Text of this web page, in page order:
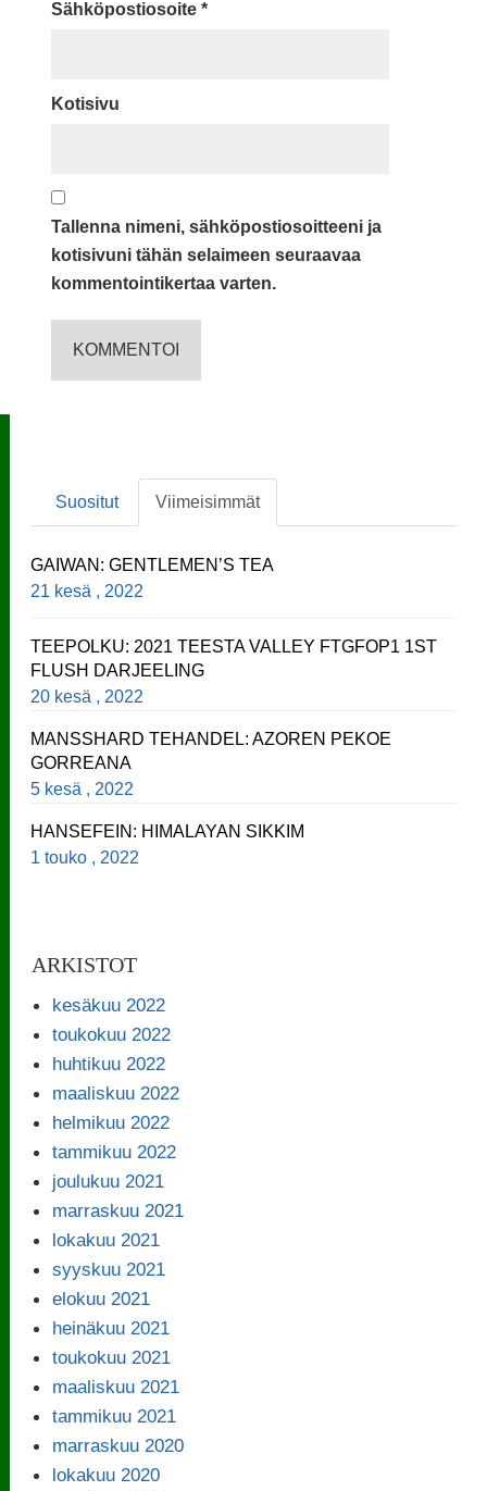
Sähköpostiosoite *
Kotisivu
Tallenna nimeni, sähköpostiosoitteeni ja
kotisivuni tähän selaimeen seuraavaa
kommentointikertaa varten.
Suositut Viimeisimmät
GAIWAN: GENTLEMEN’S TEA
21 kesä , 2022
TEEPOLKU: 2021 TEESTA VALLEY FTGFOP1 1ST
FLUSH DARJEELING
20 kesä , 2022
MANSSHARD TEHANDEL: AZOREN PEKOE
GORREANA
5 kesä , 2022
HANSEFEIN: HIMALAYAN SIKKIM
1 touko , 2022
ARKISTOT
kesäkuu 2022
toukokuu 2022
huhtikuu 2022
maaliskuu 2022
helmikuu 2022
tammikuu 2022
joulukuu 2021
marraskuu 2021
lokakuu 2021
syyskuu 2021
elokuu 2021
heinäkuu 2021
toukokuu 2021
maaliskuu 2021
tammikuu 2021
marraskuu 2020
lokakuu 2020